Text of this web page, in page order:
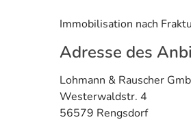
Immobilisation nach
Adresse des
Lohmann & Rauscher
Westerwaldstr. 4
56579 Rengsdorf